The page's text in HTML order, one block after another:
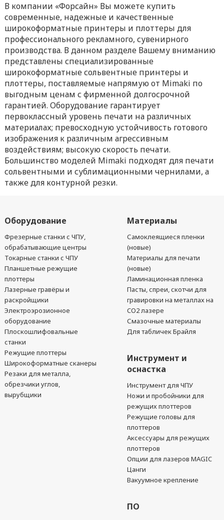
В компании «Форсайн» Вы можете купить
современные, надежные и качественные
широкоформатные принтеры и плоттеры для
профессионального рекламного, сувенирного
производства. В данном разделе Вашему вниманию
представлены специализированные
широкоформатные сольвентные принтеры и
плоттеры, поставляемые напрямую от Mimaki по
выгодным ценам с фирменной долгосрочной
гарантией. Оборудование гарантирует
первоклассный уровень печати на различных
материалах; превосходную устойчивость готового
изображения к различным агрессивным
воздействиям; высокую скорость печати.
Большинство моделей Mimaki подходят для печати
сольвентными и сублимационными чернилами, а
также для контурной резки.
Оборудование
Фрезерные станки с ЧПУ,
обрабатывающие центры
Токарные станки с ЧПУ
Планшетные режущие
плоттеры
Лазерные гравёры и
раскройщики
Электроэрозионное
оборудование
Плоскошлифовальные
станки
Режущие плоттеры
Широкоформатные сканеры
Резаки для металла,
обрезчики углов,
вырубщики
Материалы
Самоклеящиеся пленки
(новые)
Материалы для печати
(новые)
Ламинационная пленка
Пасты, спреи, скотчи для
гравировки на металлах на
CO2 лазере
Смазочные материалы
Для табличек Брайля
Инструмент и
оснастка
Инструмент для ЧПУ
Ножи и пробойники для
режущих плоттеров
Режущие головы для
плоттеров
Аксессуары для режущих
плоттеров
Опции для лазеров MAGIC
Цанги
Вакуумное крепление
ПО